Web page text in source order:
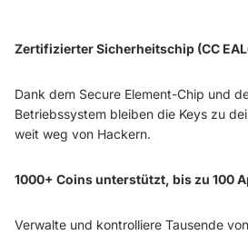
Zertifizierter Sicherheitschip (CC
Dank dem Secure Element-Chip und
Betriebssystem bleiben die Keys zu
weit weg von Hackern.
1000+ Coins unterstützt, bis zu 100
Verwalte und kontrolliere Tausende